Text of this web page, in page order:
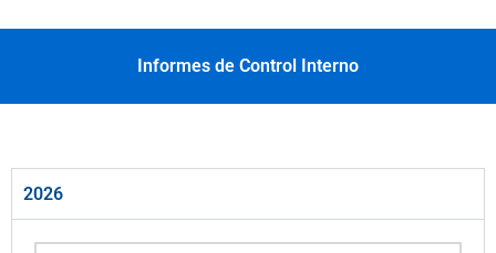
Informes de Control Interno
2026